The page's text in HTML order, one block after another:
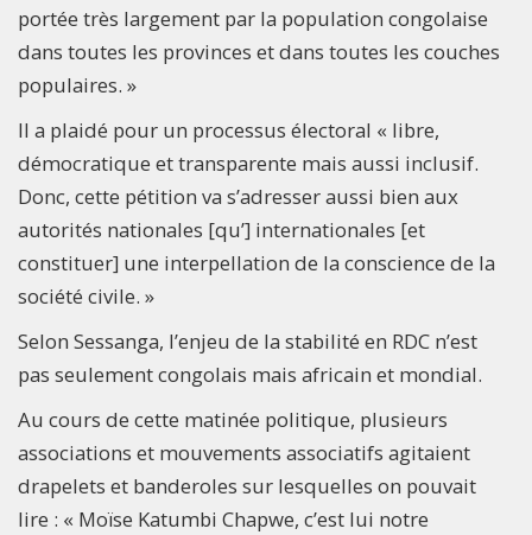
portée très largement par la population congolaise
dans toutes les provinces et dans toutes les couches
populaires. »
Il a plaidé pour un processus électoral « libre,
démocratique et transparente mais aussi inclusif.
Donc, cette pétition va s’adresser aussi bien aux
autorités nationales [qu’] internationales [et
constituer] une interpellation de la conscience de la
société civile. »
Selon Sessanga, l’enjeu de la stabilité en RDC n’est
pas seulement congolais mais africain et mondial.
Au cours de cette matinée politique, plusieurs
associations et mouvements associatifs agitaient
drapelets et banderoles sur lesquelles on pouvait
lire : « Moïse Katumbi Chapwe, c’est lui notre